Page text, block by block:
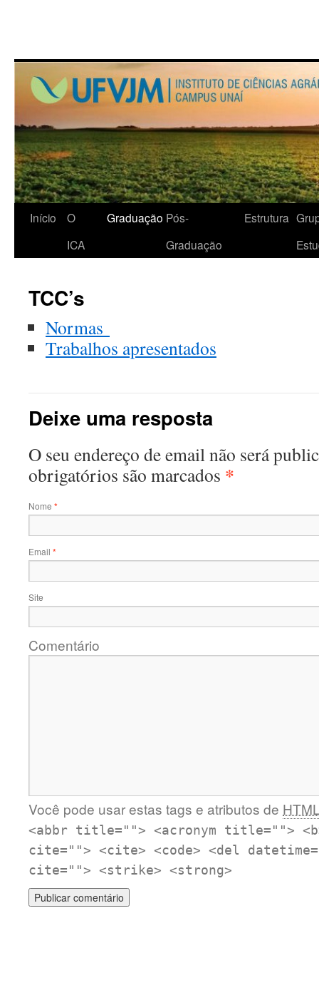
Início
O
ICA
Graduação Pós-
Graduação
Estrutura
TCC’s
Normas
Trabalhos apresentados
Deixe uma resposta
O seu endereço de email não será
obrigatórios são marcados *
Nome *
Email *
Site
Comentário
Você pode usar estas tags e atributos de
<abbr title=""> <acronym title="">
cite=""> <cite> <code> <del
cite=""> <strike> <strong>